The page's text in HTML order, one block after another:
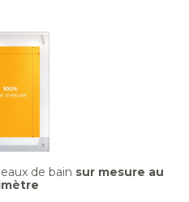
de bain sur mesure au